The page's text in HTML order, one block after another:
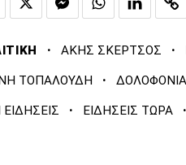
· ΑΚΗΣ ΣΚΕΡΤΣΟΣ ·
ΤΟΠΑΛΟΥΔΗ ·
ΕΙΔΗΣΕΙΣ · ΕΙΔΗΣΕΙΣ ΤΩΡΑ ·